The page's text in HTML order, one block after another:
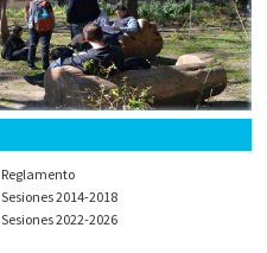
Reglamento
Sesiones 2014-2018
Sesiones 2022-2026